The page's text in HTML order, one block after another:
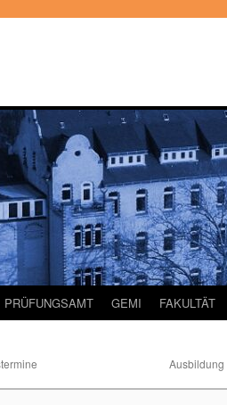
PRÜFUNGSAMT GEMI FAKULTÄT
Ausbildung